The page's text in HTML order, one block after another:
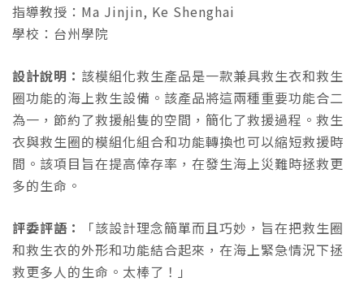
指導教授：Ma Jinjin, Ke Shenghai
學校：台州學院
設計說明： 該模組化救生產品是一款兼具救生衣和救生
圈功能的海上救生設備。該產品將這兩種重要功能合二
為一，節約了救援船隻的空間，簡化了救援過程。救生
衣與救生圈的模組化組合和功能轉換也可以縮短救援時
間。該項目旨在提高倖存率，在發生海上災難時拯救更
多的生命。
評委評語：
「該設計理念簡單而且巧妙，旨在把救生圈
和救生衣的外形和功能結合起來，在海上緊急情況下拯
救更多人的生命。太棒了！」